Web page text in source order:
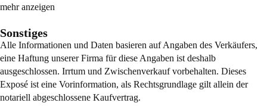
mehr anzeigen
Sonstiges
Alle Informationen und Daten basieren auf Angaben des Verkäufers,
eine Haftung unserer Firma für diese Angaben ist deshalb
ausgeschlossen. Irrtum und Zwischenverkauf vorbehalten. Dieses
Exposé ist eine Vorinformation, als Rechtsgrundlage gilt allein der
notariell abgeschlossene Kaufvertrag.